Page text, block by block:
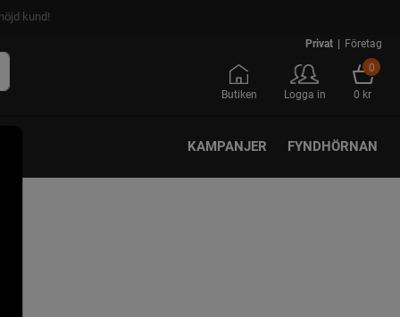
kund!
Privat | Företag
Butiken Logga in
0
0 kr
KAMPANJER FYNDHÖRNAN